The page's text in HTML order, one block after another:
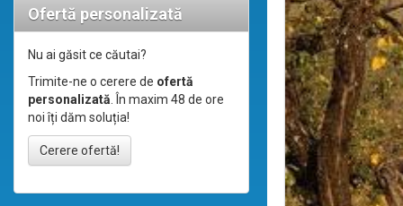
Ofertă personalizată
Nu ai găsit ce căutai?
Trimite-ne o cerere de ofertă
personalizată. În maxim 48 de ore
noi îți dăm soluția!
Cerere ofertă!